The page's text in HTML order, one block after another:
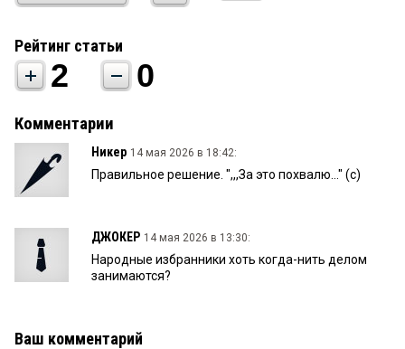
Рейтинг статьи
2 0
Комментарии
Никер 14 мая 2026 в 18:42:
Правильное решение. ",,,За это похвалю..." (с)
ДЖОКЕР 14 мая 2026 в 13:30:
Народные избранники хоть когда-нить делом
занимаются?
Ваш комментарий